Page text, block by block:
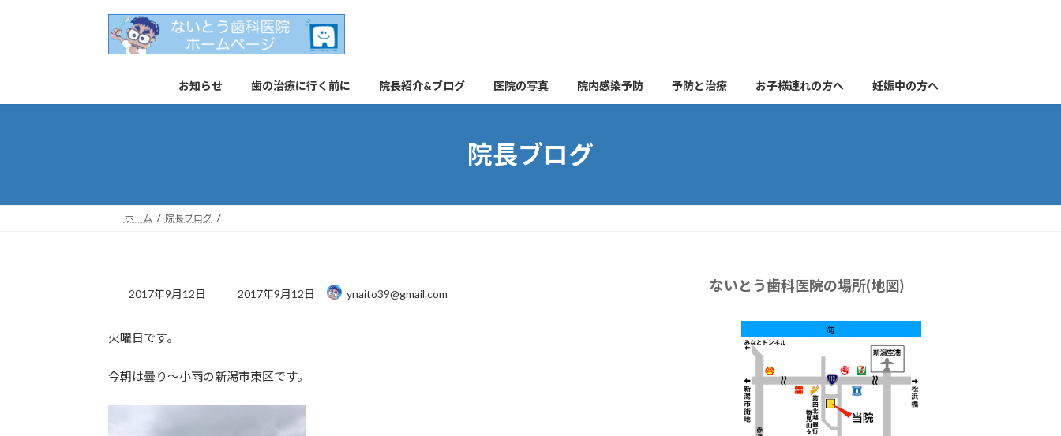
へ
ョ
お知らせ 歯の治療に行く前に 院長紹介&ブログ 医院の写真 院内感染予防 予防と治療 お子様連れの方へ 妊娠中の方へ
院長ブログ
ホーム 院長ブログ
2017年9月12日
最
時
2017年9月12日 ynaito39@gmail.com
火曜日です。
今朝は曇り〜小雨の新潟市東区です。
ないとう歯科医院の場所(地図)